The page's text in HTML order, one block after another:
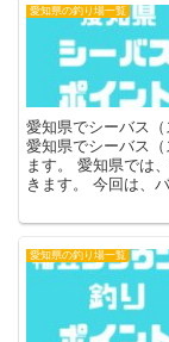
愛知県の釣り場一覧
愛知県でシーバス
愛知県でシーバス
ます。 愛知県では
きます。 今回は、
愛知県の釣り場一覧